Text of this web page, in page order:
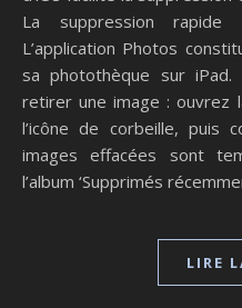
La suppression rapide
L’application Photos
sa photothèque sur
retirer une image : ouvrez
l’icône de corbeille, puis
images effacées sont
l’album ‘Supprimés
LIRE